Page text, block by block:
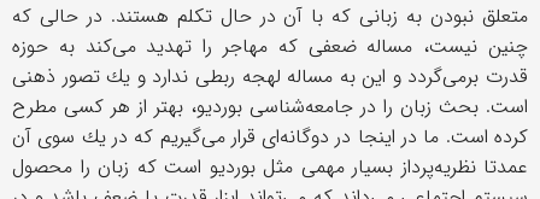
متعلق نبودن به زبانی كه با آن در حال تكلم هستند. در حالی كه
چنین نیست، مساله ضعفی كه مهاجر را تهدید می‌كند به حوزه
قدرت برمی‌گردد و این به مساله لهجه ربطی ندارد و یك تصور ذهنی
است. بحث زبان را در جامعه‌شناسی بوردیو، بهتر از هر كسی مطرح
كرده است. ما در اینجا در دوگانه‌ای قرار می‌گیریم كه در یك سوی آن
عمدتا نظریه‌پرداز بسیار مهمی مثل بوردیو است كه زبان را محصول